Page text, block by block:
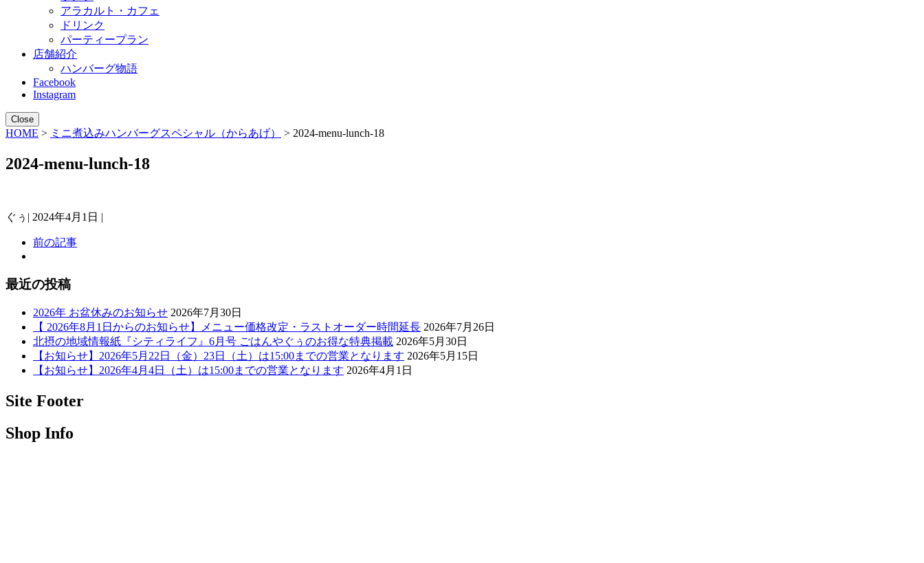
アラカルト・カフェ
ドリンク
パーティープラン
店舗紹介
ハンバーグ物語
Facebook
Instagram
Close
HOME > ミニ煮込みハンバーグスペシャル（からあげ） > 2024-menu-lunch-18
2024-menu-lunch-18
ぐぅ | 2024年4月1日 |
前の記事
最近の投稿
2026年 お盆休みのお知らせ 2026年7月30日
【 2026年8月1日からのお知らせ】メニュー価格改定・ラストオーダー時間延長 2026年7月26日
北摂の地域情報紙『シティライフ』6月号 ごはんやぐぅのお得な特典掲載 2026年5月30日
【お知らせ】2026年5月22日（金）23日（土）は15:00までの営業となります 2026年5月15日
【お知らせ】2026年4月4日（土）は15:00までの営業となります 2026年4月1日
Site Footer
Shop Info